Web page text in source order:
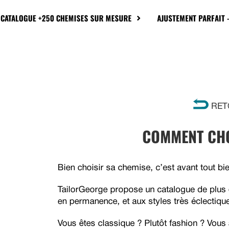
CATALOGUE +250 CHEMISES SUR MESURE AJUSTEMENT
COMMENT
Bien choisir sa chemise, c’est avant tout
TailorGeorge propose un catalogue de
en permanence, et aux styles très
Vous êtes classique ? Plutôt fashion ?